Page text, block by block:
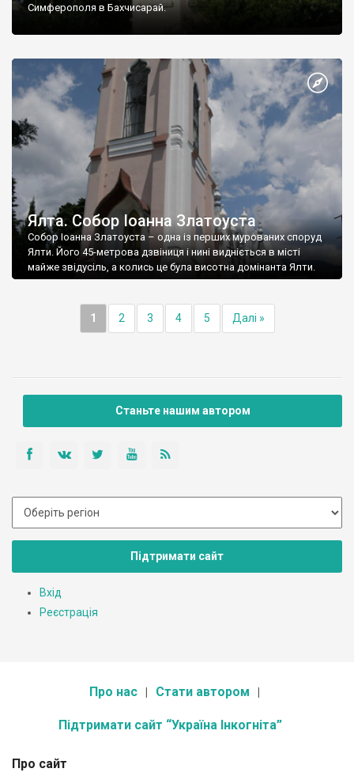
Симферополя в Бахчисарай.
Ялта. Собор Іоанна Златоуста
Собор Іоанна Златоуста – одна із перших мурованих споруд
Ялти. Його 45-метрова дзвіниця і нині видніється в місті
майже звідусіль, а колись це була висотна домінанта Ялти.
1 2 3 4 5 Далі »
Станьте нашим автором
Підтримати сайт
Вхід
Реєстрація
Про нас Стати автором
Підтримати сайт “Україна Інкогніта”
Про сайт